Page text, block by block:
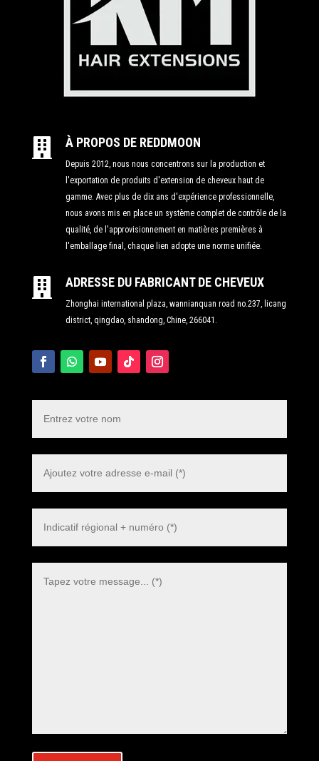
 À PROPOS DE REDDMOON
Depuis 2012, nous nous concentrons sur la production et
l'exportation de produits d'extension de cheveux haut de
gamme. Avec plus de dix ans d'expérience professionnelle,
nous avons mis en place un système complet de contrôle de la
qualité, de l'approvisionnement en matières premières à
l'emballage final, chaque lien adopte une norme unifiée.
 ADRESSE DU FABRICANT DE CHEVEUX
Zhonghai international plaza, wannianquan road no.237, licang
district, qingdao, shandong, Chine, 266041.